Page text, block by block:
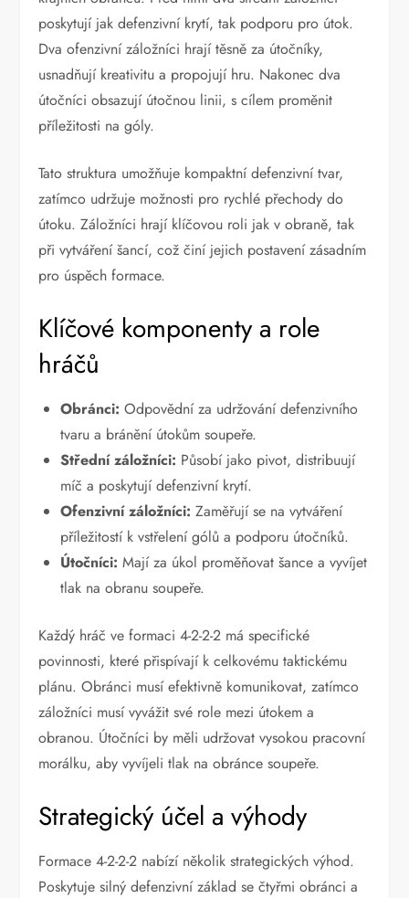
poskytují jak defenzivní krytí, tak podporu pro útok.
Dva ofenzivní záložníci hrají těsně za útočníky,
usnadňují kreativitu a propojují hru. Nakonec dva
útočníci obsazují útočnou linii, s cílem proměnit
příležitosti na góly.
Tato struktura umožňuje kompaktní defenzivní tvar,
zatímco udržuje možnosti pro rychlé přechody do
útoku. Záložníci hrají klíčovou roli jak v obraně, tak
při vytváření šancí, což činí jejich postavení zásadním
pro úspěch formace.
Klíčové komponenty a role
hráčů
Obránci: Odpovědní za udržování defenzivního
tvaru a bránění útokům soupeře.
Střední záložníci: Působí jako pivot, distribuují
míč a poskytují defenzivní krytí.
Ofenzivní záložníci: Zaměřují se na vytváření
příležitostí k vstřelení gólů a podporu útočníků.
Útočníci: Mají za úkol proměňovat šance a vyvíjet
tlak na obranu soupeře.
Každý hráč ve formaci 4-2-2-2 má specifické
povinnosti, které přispívají k celkovému taktickému
plánu. Obránci musí efektivně komunikovat, zatímco
záložníci musí vyvážit své role mezi útokem a
obranou. Útočníci by měli udržovat vysokou pracovní
morálku, aby vyvíjeli tlak na obránce soupeře.
Strategický účel a výhody
Formace 4-2-2-2 nabízí několik strategických výhod.
Poskytuje silný defenzivní základ se čtyřmi obránci a